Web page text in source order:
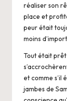
réaliser son
place et
peur était
moins
Tout était prêt
et comme s’il
jambes de